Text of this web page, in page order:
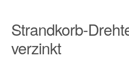
Strandkorb-
verzinkt